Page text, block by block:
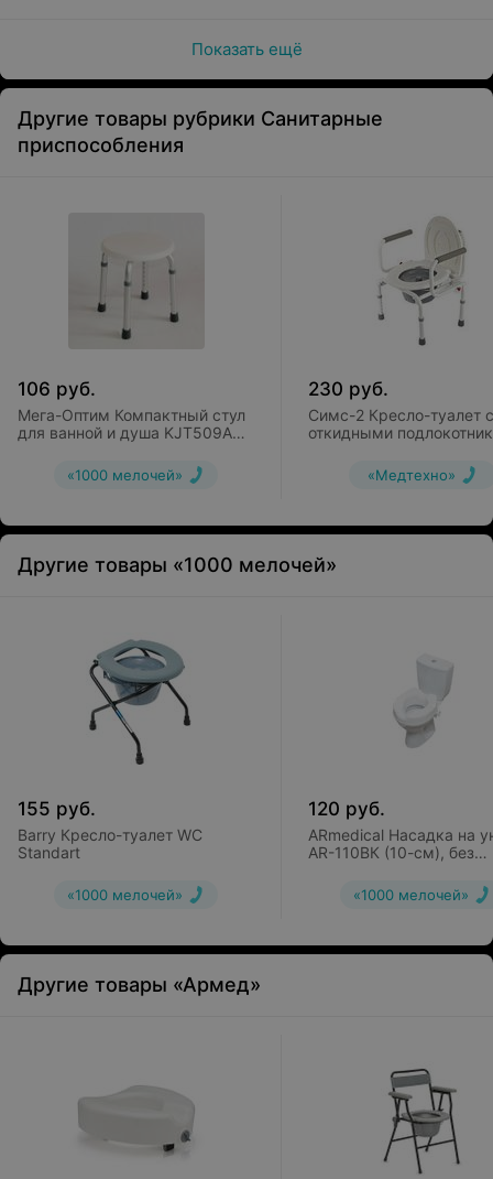
Показать ещё
Другие товары рубрики Санитарные
приспособления
106 руб.
Мега-Оптим Компактный стул
для ванной и душа KJT509A
людей и инвалидов
«1000 мелочей»
230 руб.
Симс-2 Кресло-туалет с
откидными
«Медтехно»
Другие товары «1000 мелочей»
155 руб.
Barry Кресло-туалет WC
Standart
«1000 мелочей»
120 руб.
ARmedical Насадка на
AR-110ВК (10-см), без
«1000 мелочей»
Другие товары «Армед»